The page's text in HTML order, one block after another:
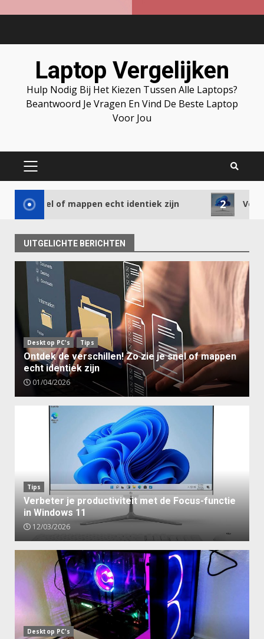
Laptop Vergelijken
Hulp Nodig Bij Het Kiezen Tussen Alle Laptops?
Beantwoord Je Vragen En Vind De Beste Laptop
Voor Jou
PRIMARY
of mappen echt identiek zijn 2 Verbeter je
UITGELICHTE BERICHTEN
Desktop PC's Tips
Ontdek de verschillen! Zo zie je snel of mappen
echt identiek zijn
01/04/2026
Tips
Verbeter je productiviteit met de Focus-functie
in Windows 11
12/03/2026
Desktop PC's